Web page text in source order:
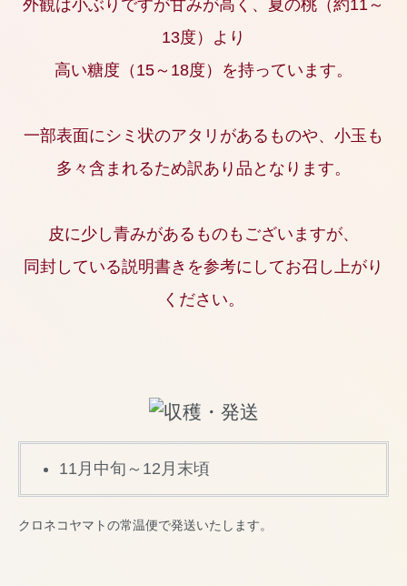
外観は小ぶりですが甘みが高く、夏の桃（約11～
13度）より
高い糖度（15～18度）を持っています。
一部表面にシミ状のアタリがあるものや、小玉も
多々含まれるため訳あり品となります。
皮に少し青みがあるものもございますが、
同封している説明書きを参考にしてお召し上がり
ください。
11月中旬～12月末頃
クロネコヤマトの常温便で発送いたします。